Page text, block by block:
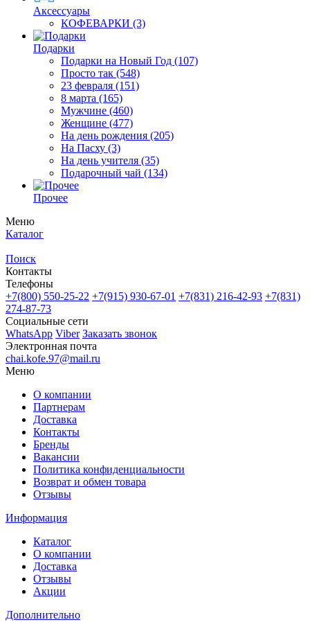
Аксессуары
КОФЕВАРКИ (3)
Подарки
Подарки на Новый Год (107)
Просто так (548)
23 февраля (151)
8 марта (165)
Мужчине (460)
Женщине (477)
На день рождения (205)
На Пасху (3)
На день учителя (35)
Подарочный чай (134)
Прочее
Меню
Каталог
Поиск
Контакты
Телефоны
+7(800) 550-25-22 +7(915) 930-67-01 +7(831) 216-42-93 +7(831)
274-87-73
Социальные сети
WhatsApp Viber Заказать звонок
Электронная почта
chai.kofe.97@mail.ru
Меню
О компании
Партнерам
Доставка
Контакты
Бренды
Вакансии
Политика конфиденциальности
Возврат и обмен товара
Отзывы
Информация
Каталог
О компании
Доставка
Отзывы
Акции
Дополнительно